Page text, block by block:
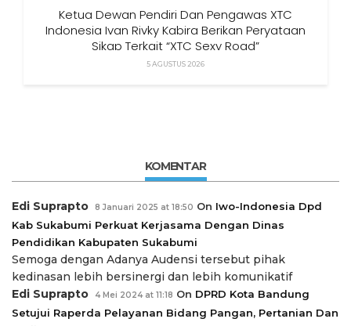
Ketua Dewan Pendiri Dan Pengawas XTC
Indonesia Ivan Rivky Kabira Berikan Peryataan
Sikap Terkait “XTC Sexy Road”
5 AGUSTUS 2026
KOMENTAR
Edi Suprapto 8 Januari 2025 at 18:50 On Iwo-Indonesia Dpd
Kab Sukabumi Perkuat Kerjasama Dengan Dinas
Pendidikan Kabupaten Sukabumi
Semoga dengan Adanya Audensi tersebut pihak
kedinasan lebih bersinergi dan lebih komunikatif
Edi Suprapto
4 Mei 2024 at 11:18 On DPRD Kota Bandung
Setujui Raperda Pelayanan Bidang Pangan, Pertanian Dan